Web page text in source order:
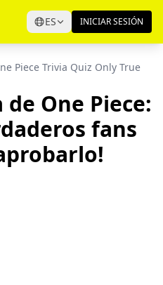
ES INICIAR SESIÓN
Piece Trivia Quiz Only True
One Piece:
fans